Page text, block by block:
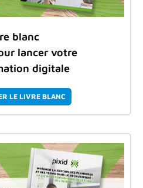
blanc
lancer votre
digitale
LE LIVRE BLANC